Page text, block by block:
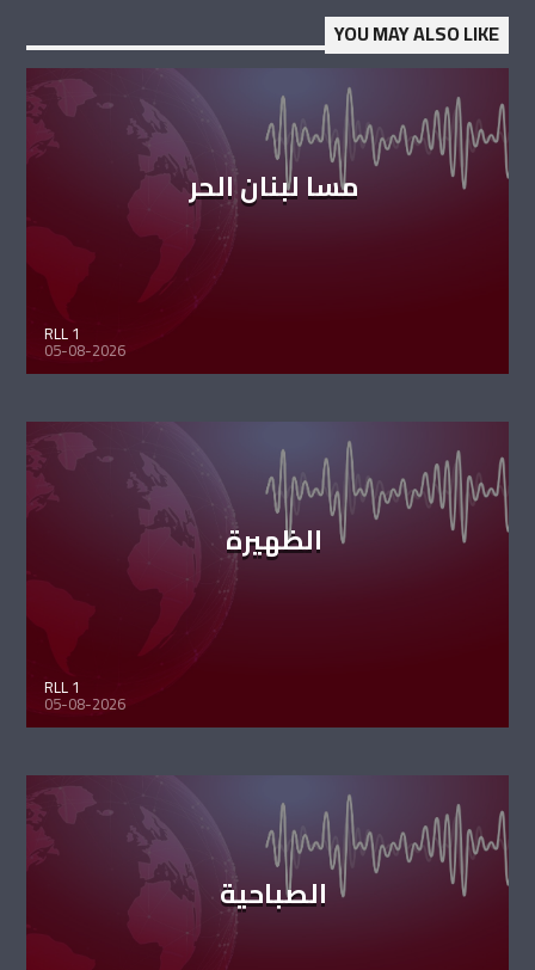
YOU MAY ALSO LIKE
مسا لبنان الحر
RLL 1
05-08-2026
الظهيرة
RLL 1
05-08-2026
الصباحية